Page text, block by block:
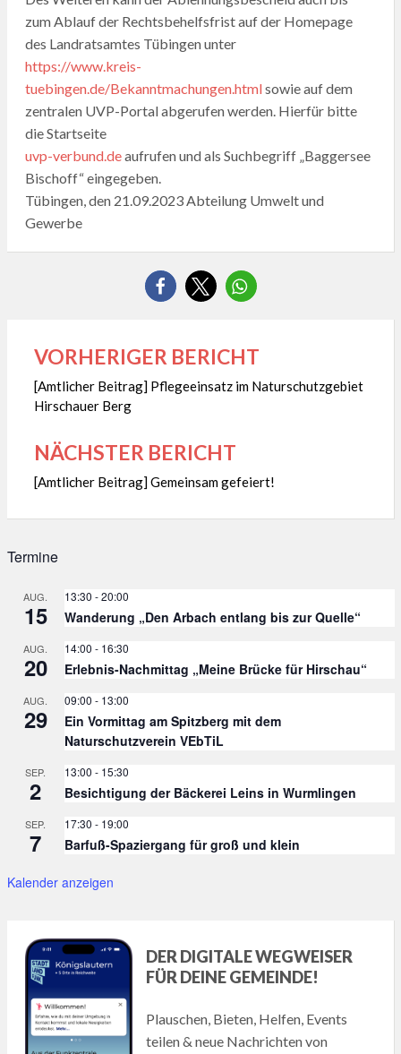
zum Ablauf der Rechtsbehelfsfrist auf der Homepage
des Landratsamtes Tübingen unter
https://www.kreis-
tuebingen.de/Bekanntmachungen.htmlsowie auf dem
zentralen UVP-Portal abgerufen werden. Hierfür bitte
die Startseite
uvp-verbund.deaufrufen und als Suchbegriff „Baggersee
Bischoff“ eingegeben.
Tübingen, den 21.09.2023 Abteilung Umwelt und
Gewerbe
Beitragsnavigation
VORHERIGER BERICHT
[Amtlicher Beitrag] Pflegeeinsatz im Naturschutzgebiet
Hirschauer Berg
NÄCHSTER BERICHT
[Amtlicher Beitrag] Gemeinsam gefeiert!
Termine
AUG.
15
13:30 -20:00
Wanderung „Den Arbach entlang bis zur Quelle“
AUG.
20
14:00 - 16:30
Erlebnis-Nachmittag „Meine Brücke für Hirschau“
AUG.
29
09:00 - 13:00
Ein Vormittag am Spitzberg mit dem
Naturschutzverein VEbTiL
SEP.
2
13:00 - 15:30
Besichtigung der Bäckerei Leins in Wurmlingen
SEP.
7
17:30 - 19:00
Barfuß-Spaziergang für groß und klein
Kalender anzeigen
DER DIGITALE WEGWEISER
FÜR DEINE GEMEINDE!
Plauschen, Bieten, Helfen, Events
teilen & neue Nachrichten von